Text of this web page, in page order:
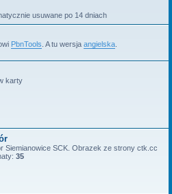
usuwane po 14 dniach
PbnTools . A tu wersja angielska
karty
Siemianowice SCK. Obrazek ze strony ctk.cc
35